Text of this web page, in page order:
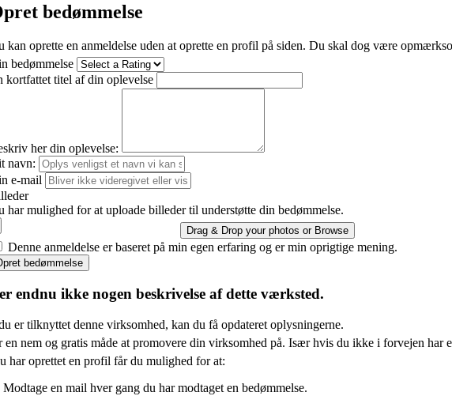
bedømmelse
kan oprette en anmeldelse uden at oprette en profil på siden. Du skal dog være
bedømmelse
kortfattet titel af din oplevelse
her din oplevelse:
navn:
e-mail
har mulighed for at uploade billeder til understøtte din bedømmelse.
Drag & Drop your photos or Browse
Denne anmeldelse er baseret på min egen erfaring og er min oprigtige mening.
bedømmelse
endnu ikke nogen beskrivelse af dette værksted.
er tilknyttet denne virksomhed, kan du få opdateret oplysningerne.
en nem og gratis måde at promovere din virksomhed på. Især hvis du ikke i forvejen har
har oprettet en profil får du mulighed for at:
Modtage en mail hver gang du har modtaget en bedømmelse.